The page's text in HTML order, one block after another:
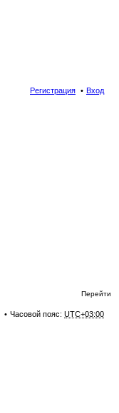
Вход
Регистрация
Перейти
Часовой пояс: UTC+03:00